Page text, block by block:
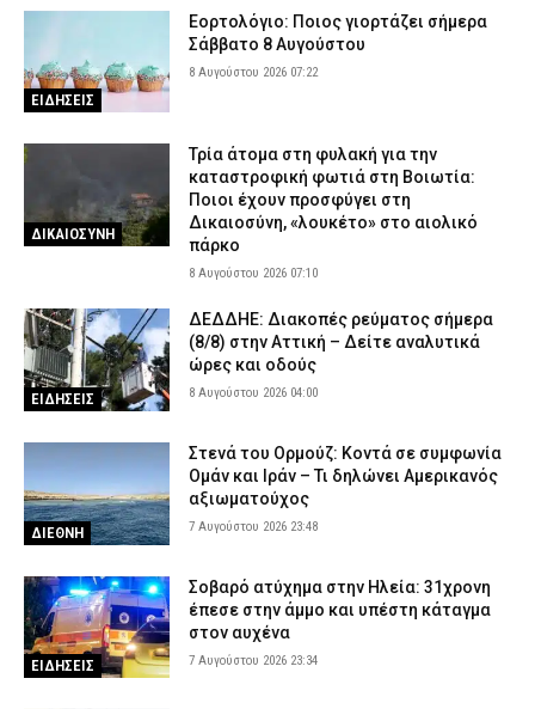
7 Αυγούστου 2026 17:37
Περίεργο περιστατικό στη Θεσσαλονίκη: Καταδίωξαν BMW, την
εμβόλισαν και εξαφανίστηκαν πριν φτάσει η Αστυνομία (βίντεο)
Θεσσαλονίκη: Πρώην συνδικαλιστής της ΕΛ.ΑΣ. συνελήφθη για
ρευματοκλοπή
ΑΣΤΥΝΟΜΙΑ 7 Αυγούστου 2026 17:12
ΕΙΔΗΣΕΙΣ
Εορτολόγιο: Ποιος γιορτάζει σήμερα
Σάββατο 8 Αυγούστου
8 Αυγούστου 2026 07:22
ΔΙΚΑΙΟΣΥΝΗ
Τρία άτομα στη φυλακή για την
καταστροφική φωτιά στη Βοιωτία:
Ποιοι έχουν προσφύγει στη
Δικαιοσύνη, «λουκέτο» στο αιολικό
πάρκο
8 Αυγούστου 2026 07:10
ΕΙΔΗΣΕΙΣ
ΔΕΔΔΗΕ: Διακοπές ρεύματος σήμερα
(8/8) στην Αττική – Δείτε αναλυτικά
ώρες και οδούς
8 Αυγούστου 2026 04:00
ΔΙΕΘΝΗ
Στενά του Ορμούζ: Κοντά σε συμφωνία
Ομάν και Ιράν – Τι δηλώνει Αμερικανός
αξιωματούχος
7 Αυγούστου 2026 23:48
ΕΙΔΗΣΕΙΣ
Σοβαρό ατύχημα στην Ηλεία: 31χρονη
έπεσε στην άμμο και υπέστη κάταγμα
στον αυχένα
7 Αυγούστου 2026 23:34